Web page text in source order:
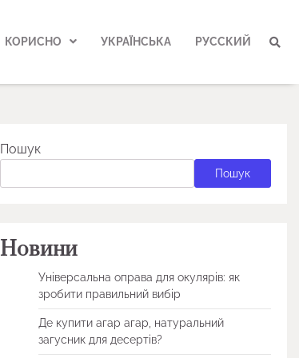
КОРИСНО УКРАЇНСЬКА РУССКИЙ
Пошук
Пошук
Новини
Універсальна оправа для окулярів: як
зробити правильний вибір
Де купити агар агар, натуральний
загусник для десертів?